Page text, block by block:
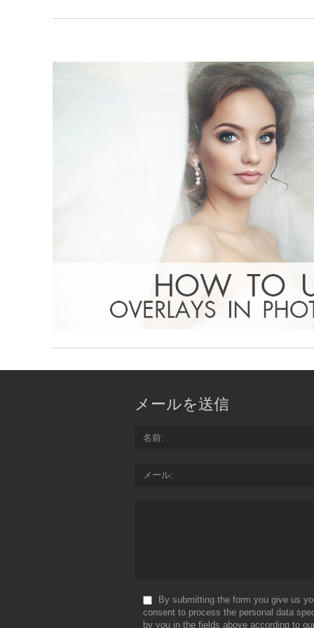
メールを送信
名前
メール
By submitting the form you give us
consent to process the personal data
by you in the fields above according to